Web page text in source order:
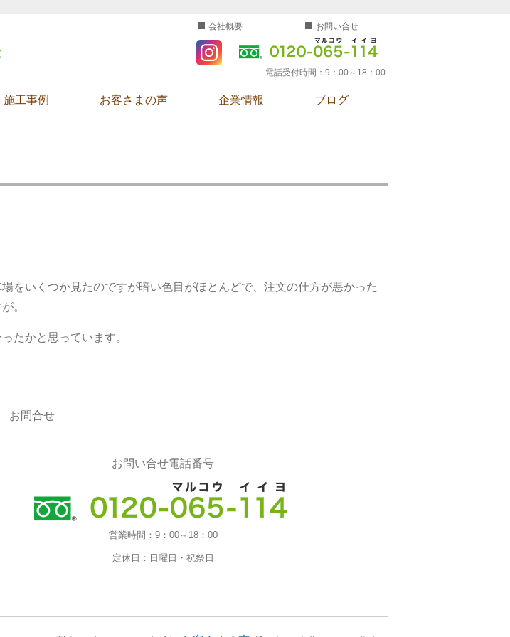
会社概要 お問い合せ
電話受付時間： 9：00～18：00
施工事例 お客さまの声 企業情報 ブログ
をいくつか見たのですが暗い色目がほとんどで、注文の仕方が悪かった
。
たかと思っています。
お問合せ
お問い合せ電話番号
営業時間： 9：00～18：00
定休日： 日曜日・祝祭日